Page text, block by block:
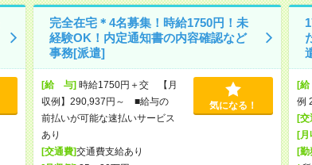
完全在宅＊4名募集！時給1750円！未
経験OK！内定通知書の内容確認など
事務[派遣]
[給 与]時給1750円＋交 【月
収例】290,937円～ ■給与の
前払いが可能な速払いサービス
あり
[交通費]交通費支給あり
気になる！
[
例
[交
[月
[勤